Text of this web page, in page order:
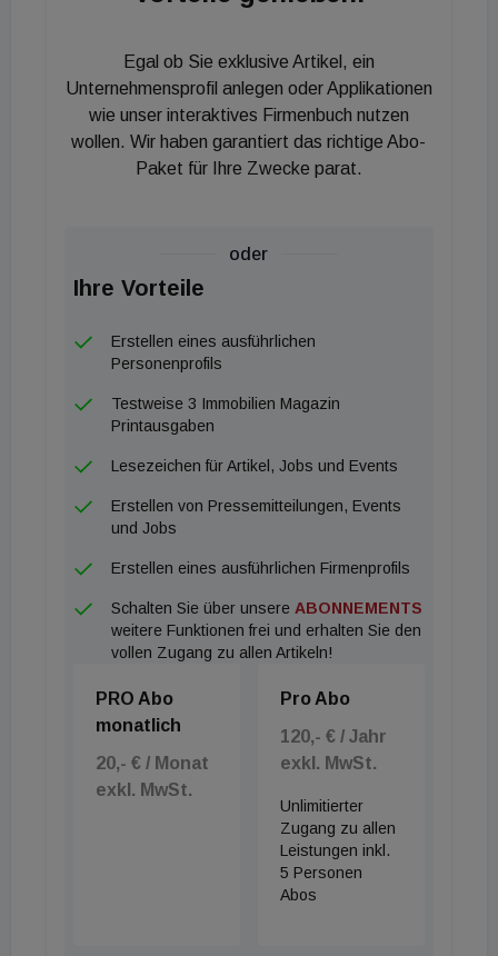
Egal ob Sie exklusive Artikel, ein
Unternehmensprofil anlegen oder Applikationen
wie unser interaktives Firmenbuch nutzen
wollen. Wir haben garantiert das richtige Abo-
Paket für Ihre Zwecke parat.
oder
Ihre Vorteile
Erstellen eines ausführlichen
Personenprofils
Testweise 3 Immobilien Magazin
Printausgaben
Lesezeichen für Artikel, Jobs und Events
Erstellen von Pressemitteilungen, Events
und Jobs
Erstellen eines ausführlichen Firmenprofils
Schalten Sie über unsere ABONNEMENTS
weitere Funktionen frei und erhalten Sie den
vollen Zugang zu allen Artikeln!
PRO Abo
monatlich
20,- € / Monat
exkl. MwSt.
Pro Abo
120,- € / Jahr
exkl. MwSt.
Unlimitierter
Zugang zu allen
Leistungen inkl.
5 Personen
Abos